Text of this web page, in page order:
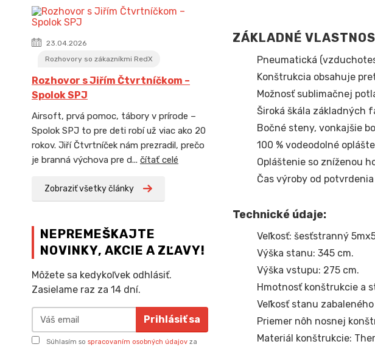
23.04.2026
Rozhovory so zákazníkmi RedX
Rozhovor s Jiřím Čtvrtníčkom –
Spolok SPJ
Airsoft, prvá pomoc, tábory v prírode –
Spolok SPJ to pre deti robí už viac ako 20
rokov. Jiří Čtvrtníček nám prezradil, prečo
je branná výchova pre d... čítať celé
Zobraziť všetky články
NEPREMEŠKAJTE
NOVINKY, AKCIE A ZĽAVY!
Môžete sa kedykoľvek odhlásiť.
Zasielame raz za 14 dní.
Prihlásiť sa
Súhlasím so spracovaním osobných údajov za
ZÁKLADNÉ
Pneumatická
Konštrukcia obsahuje
Možnosť sublimačnej
Široká škála základných
Bočné steny, vonkajšie
100 % vodeodolné
Opláštenie so zníženou
Čas výroby od
Technické údaje:
Veľkosť: šesťstranný
Výška stanu: 345 cm.
Výška vstupu: 275 cm.
Hmotnosť konštrukcie a
Veľkosť stanu
Priemer nôh nosnej
Materiál konštrukcie: